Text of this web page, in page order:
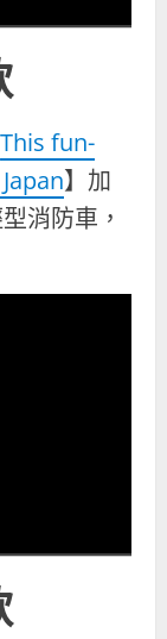
This fun-
】加
消防車，